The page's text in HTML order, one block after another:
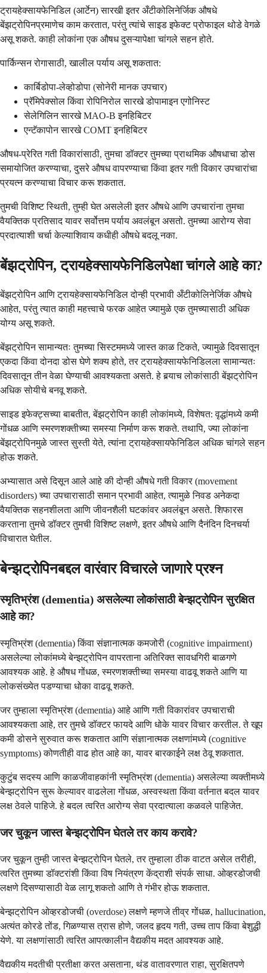
ट्रायहेक्सायफेनिडिल (आर्टेन) सारखी इतर अँटीकोलिनेर्जिक औषधे
बेंझट्रोपिनप्रमाणेच काम करतात, परंतु त्यांचे साइड इफेक्ट प्रोफाइल थोडे वेगळे
असू शकते. काही लोकांना एक औषध दुसऱ्यापेक्षा चांगले सहन होते.
पार्किन्सन रोगासाठी, खालील पर्याय असू शकतात:
कार्बिडोपा-लेव्होडोपा (सोनेरी मानक उपचार)
प्रॅमिपेक्सोल किंवा रोपिनिरोल सारखे डोपामाइन एगोनिस्ट
सेलेगिलिन सारखे MAO-B इनहिबिटर
एन्टॅकापोन सारखे COMT इनहिबिटर
औषध-प्रेरित गती विकारांसाठी, तुमचा डॉक्टर तुमच्या प्राथमिक औषधाचा डोस
समायोजित करण्याचा, दुसरे औषध वापरण्याचा किंवा इतर गती विकार उपचारांचा
प्रयत्न करण्याचा विचार करू शकतात.
तुमची विशिष्ट स्थिती, तुम्ही घेत असलेली इतर औषधे आणि उपचारांना तुमचा
वैयक्तिक प्रतिसाद यावर सर्वोत्तम पर्याय अवलंबून असतो. तुमच्या आरोग्य सेवा
प्रदात्याशी चर्चा केल्याशिवाय कधीही औषधे बदलू नका.
बेंझट्रोपिन, ट्रायहेक्सायफेनिडिलपेक्षा चांगले आहे का?
बेंझट्रोपिन आणि ट्रायहेक्सायफेनिडिल दोन्ही प्रभावी अँटीकोलिनेर्जिक औषधे
आहेत, परंतु त्यात काही महत्त्वाचे फरक आहेत ज्यामुळे एक तुमच्यासाठी अधिक
योग्य असू शकते.
बेंझट्रोपिन सामान्यतः तुमच्या सिस्टममध्ये जास्त काळ टिकते, ज्यामुळे दिवसातून
एकदा किंवा दोनदा डोस घेणे शक्य होते, तर ट्रायहेक्सायफेनिडिलला सामान्यतः
दिवसातून तीन वेळा घेण्याची आवश्यकता असते. हे बर्‍याच लोकांसाठी बेंझट्रोपिन
अधिक सोयीचे बनवू शकते.
साइड इफेक्ट्सच्या बाबतीत, बेंझट्रोपिन काही लोकांमध्ये, विशेषत: वृद्धांमध्ये कमी
गोंधळ आणि स्मरणशक्तीच्या समस्या निर्माण करू शकते. तथापि, ज्या लोकांना
बेंझट्रोपिनमुळे जास्त सुस्ती येते, त्यांना ट्रायहेक्सायफेनिडिल अधिक चांगले सहन
होऊ शकते.
अभ्यासात असे दिसून आले आहे की दोन्ही औषधे गती विकार (movement
disorders) च्या उपचारासाठी समान प्रभावी आहेत, त्यामुळे निवड अनेकदा
वैयक्तिक सहनशीलता आणि जीवनशैली घटकांवर अवलंबून असते. शिफारस
करताना तुमचे डॉक्टर तुमची विशिष्ट लक्षणे, इतर औषधे आणि दैनंदिन दिनचर्या
विचारात घेतील.
बेन्झट्रोपिनबद्दल वारंवार विचारले जाणारे प्रश्न
स्मृतिभ्रंश (dementia) असलेल्या लोकांसाठी बेन्झट्रोपिन सुरक्षित
आहे का?
स्मृतिभ्रंश (dementia) किंवा संज्ञानात्मक कमजोरी (cognitive impairment)
असलेल्या लोकांमध्ये बेन्झट्रोपिन वापरताना अतिरिक्त सावधगिरी बाळगणे
आवश्यक आहे. हे औषध गोंधळ, स्मरणशक्तीच्या समस्या वाढवू शकते आणि या
लोकसंख्येत पडण्याचा धोका वाढवू शकते.
जर तुम्हाला स्मृतिभ्रंश (dementia) आहे आणि गती विकारांवर उपचाराची
आवश्यकता आहे, तर तुमचे डॉक्टर फायदे आणि धोके यावर विचार करतील. ते खूप
कमी डोसने सुरुवात करू शकतात आणि संज्ञानात्मक लक्षणांमध्ये (cognitive
symptoms) कोणतीही वाढ होत आहे का, यावर बारकाईने लक्ष ठेवू शकतात.
कुटुंब सदस्य आणि काळजीवाहकांनी स्मृतिभ्रंश (dementia) असलेल्या व्यक्तीमध्ये
बेन्झट्रोपिन सुरू केल्यावर वाढलेला गोंधळ, अस्वस्थता किंवा वर्तनात बदल यावर
लक्ष ठेवले पाहिजे. हे बदल त्वरित आरोग्य सेवा प्रदात्याला कळवले पाहिजेत.
जर चुकून जास्त बेन्झट्रोपिन घेतले तर काय करावे?
जर चुकून तुम्ही जास्त बेन्झट्रोपिन घेतले, तर तुम्हाला ठीक वाटत असेल तरीही,
त्वरित तुमच्या डॉक्टरांशी किंवा विष नियंत्रण केंद्राशी संपर्क साधा. ओव्हरडोजची
लक्षणे दिसण्यासाठी वेळ लागू शकतो आणि ते गंभीर होऊ शकतात.
बेन्झट्रोपिन ओव्हरडोजची (overdose) लक्षणे म्हणजे तीव्र गोंधळ, hallucination,
अत्यंत कोरडे तोंड, गिळण्यास त्रास होणे, जलद हृदय गती, उच्च ताप किंवा बेशुद्धी
येणे. या लक्षणांसाठी त्वरित आपत्कालीन वैद्यकीय मदत आवश्यक आहे.
वैद्यकीय मदतीची प्रतीक्षा करत असताना, थंड वातावरणात राहा, सुरक्षितपणे